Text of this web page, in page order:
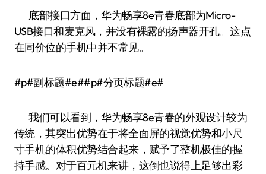
底部接口方面，华为畅享8e青春底部为Micro-
USB接口和麦克风，并没有裸露的扬声器开孔。这点
在同价位的手机中并不常见。
#p#副标题#e##p#分页标题#e#
我们可以看到，华为畅享8e青春的外观设计较为
传统，其突出优势在于将全面屏的视觉优势和小尺
寸手机的体积优势结合起来，赋予了整机极佳的握
持手感。对于百元机来讲，这倒也说得上足够出彩